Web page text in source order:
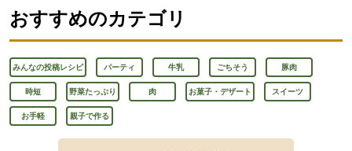
おすすめのカテゴリ
みんなの投稿レシピ パーティ 牛乳 ごちそう 豚肉
時短 野菜たっぷり 肉 お菓子・デザート スイーツ
お手軽 親子で作る